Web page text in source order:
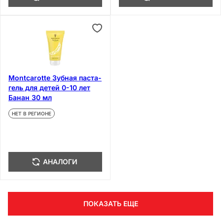
Montcarotte Зубная паста-
гель для детей 0-10 лет
Банан 30 мл
НЕТ В РЕГИОНЕ
АНАЛОГИ
ПОКАЗАТЬ ЕЩЕ